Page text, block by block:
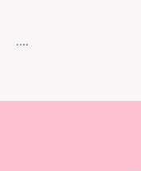
....